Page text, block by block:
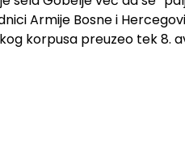
Armije Bosne i
korpusa preuzeo tek 8.